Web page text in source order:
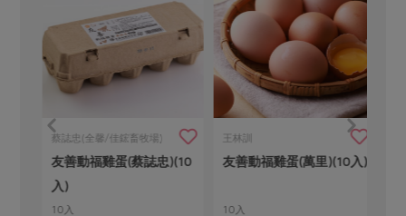
蔡誌忠(全馨/佳鋐畜牧場)
友善動福雞蛋(蔡誌忠)(10
入)
10入
王林訓
友善動福雞蛋(萬里)(10入)
10入